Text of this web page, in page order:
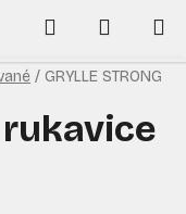
Hľadať
KOŠÍK
/ GRYLLE STRONG
rukavice